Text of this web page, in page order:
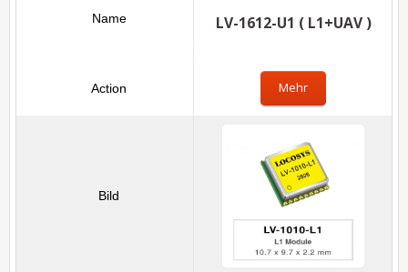
LV-1612-U1 ( L1+UAV )
Mehr